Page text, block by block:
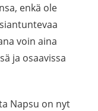
enkä ole
voin aina
ja osaavissa
Napsu on nyt